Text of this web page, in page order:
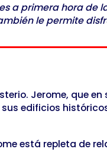
a primera hora de
le permite
Jerome, que
edificios
está repleta de